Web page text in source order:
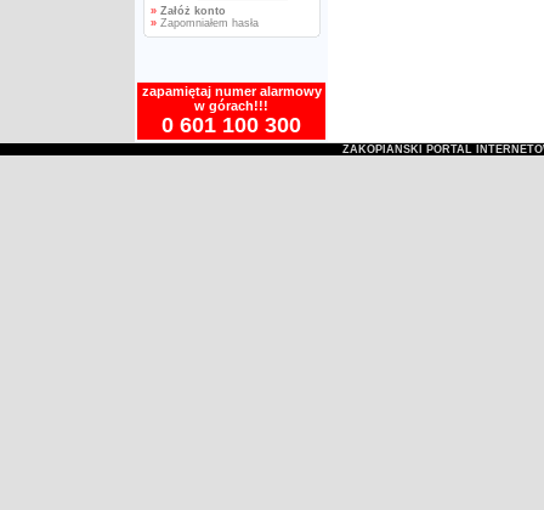
» Załóż konto
»Zapomniałem hasła
zapamiętaj numer alarmowy
w górach!!!
0 601 100 300
ZAKOPIAŃSKI PORTAL